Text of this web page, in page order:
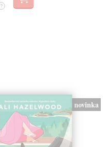
?
novinka